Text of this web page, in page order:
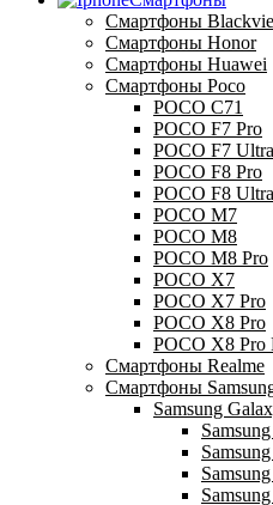
Смартфоны
Смартфоны Honor
Смартфоны Huawei
Смартфоны Poco
POCO C71
POCO F7 Pro
POCO F7 Ultra
POCO F8 Pro
POCO F8 Ultra
POCO M7
POCO M8
POCO M8 Pro
POCO X7
POCO X7 Pro
POCO X8 Pro
POCO X8 Pro
Смартфоны Realme
Смартфоны
Samsung